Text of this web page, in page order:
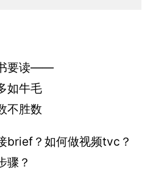
要读——
如牛毛
不胜数
brief？如何做视频tvc？
骤？